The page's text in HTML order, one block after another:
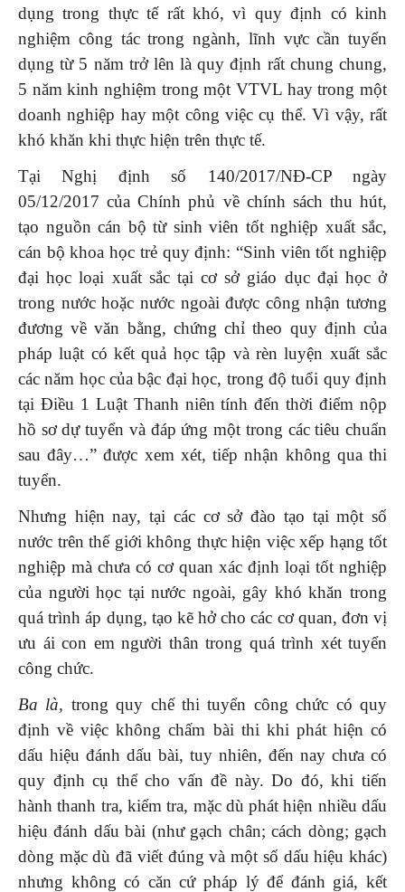
dụng trong thực tế rất khó, vì quy định có kinh
nghiệm công tác trong ngành, lĩnh vực cần tuyển
dụng từ 5 năm trở lên là quy định rất chung chung,
5 năm kinh nghiệm trong một VTVL hay trong một
doanh nghiệp hay một công việc cụ thể. Vì vậy, rất
khó khăn khi thực hiện trên thực tế.
Tại Nghị định số 140/2017/NĐ-CP ngày
05/12/2017 của Chính phủ về chính sách thu hút,
tạo nguồn cán bộ từ sinh viên tốt nghiệp xuất sắc,
cán bộ khoa học trẻ quy định: “Sinh viên tốt nghiệp
đại học loại xuất sắc tại cơ sở giáo dục đại học ở
trong nước hoặc nước ngoài được công nhận tương
đương về văn bằng, chứng chỉ theo quy định của
pháp luật có kết quả học tập và rèn luyện xuất sắc
các năm học của bậc đại học, trong độ tuổi quy định
tại Điều 1 Luật Thanh niên tính đến thời điểm nộp
hồ sơ dự tuyển và đáp ứng một trong các tiêu chuẩn
sau đây…” được xem xét, tiếp nhận không qua thi
tuyển.
Nhưng hiện nay, tại các cơ sở đào tạo tại một số
nước trên thế giới không thực hiện việc xếp hạng tốt
nghiệp mà chưa có cơ quan xác định loại tốt nghiệp
của người học tại nước ngoài, gây khó khăn trong
quá trình áp dụng, tạo kẽ hở cho các cơ quan, đơn vị
ưu ái con em người thân trong quá trình xét tuyển
công chức.
Ba là, trong quy chế thi tuyển công chức có quy
định về việc không chấm bài thi khi phát hiện có
dấu hiệu đánh dấu bài, tuy nhiên, đến nay chưa có
quy định cụ thể cho vấn đề này. Do đó, khi tiến
hành thanh tra, kiểm tra, mặc dù phát hiện nhiều dấu
hiệu đánh dấu bài (như gạch chân; cách dòng; gạch
dòng mặc dù đã viết đúng và một số dấu hiệu khác)
nhưng không có căn cứ pháp lý để đánh giá, kết